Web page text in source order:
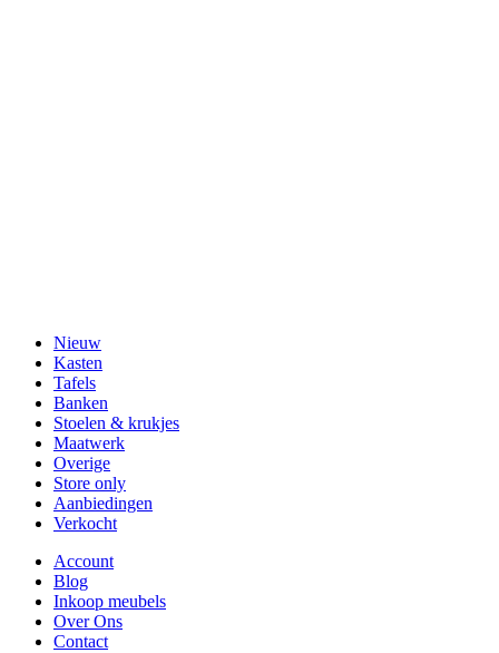
Nieuw
Kasten
Tafels
Banken
Stoelen & krukjes
Maatwerk
Overige
Store only
Aanbiedingen
Verkocht
Account
Blog
Inkoop meubels
Over Ons
Contact